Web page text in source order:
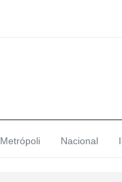
Metrópoli Nacional